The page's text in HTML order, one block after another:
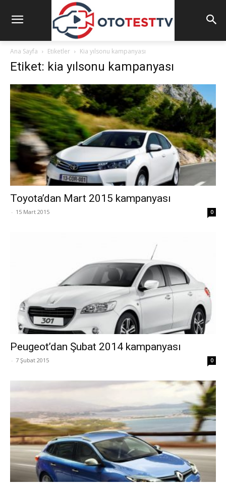
Ana Sayfa Etiketler Kia yılsonu kampanyası
Etiket: kia yılsonu kampanyası
Toyota’dan Mart 2015 kampanyası
- 15 Mart 2015 0
Peugeot’dan Şubat 2014 kampanyası
- 7 Şubat 2015 0